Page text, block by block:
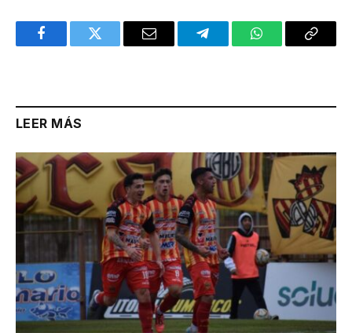
FacebookTwitter Email TelegramWhatsAppCopy
LEER MÁS